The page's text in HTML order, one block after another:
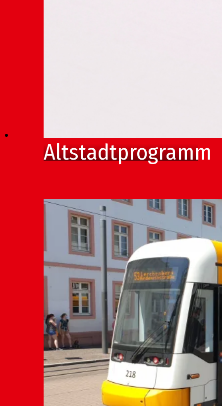
Altstadtprogramm